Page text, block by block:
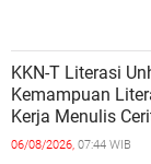
KKN-T Literasi
Kemampuan
Kerja Menulis
06/08/2026, 07:44 WIB